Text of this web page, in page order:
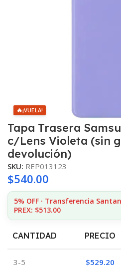
🔥¡VUELA!
Tapa Trasera
c/Lens Violeta (sin
devolución)
SKU: REP013123
$540.00
5% OFF · Transferencia
PREX: $513.00
CANTIDAD PRECIO
3-5 $529.20